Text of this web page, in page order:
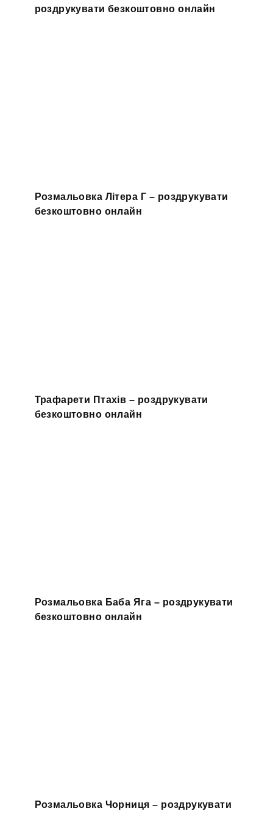
роздрукувати безкоштовно онлайн
Розмальовка Літера Г – роздрукувати
безкоштовно онлайн
Трафарети Птахів – роздрукувати
безкоштовно онлайн
Розмальовка Баба Яга – роздрукувати
безкоштовно онлайн
Розмальовка Чорниця – роздрукувати